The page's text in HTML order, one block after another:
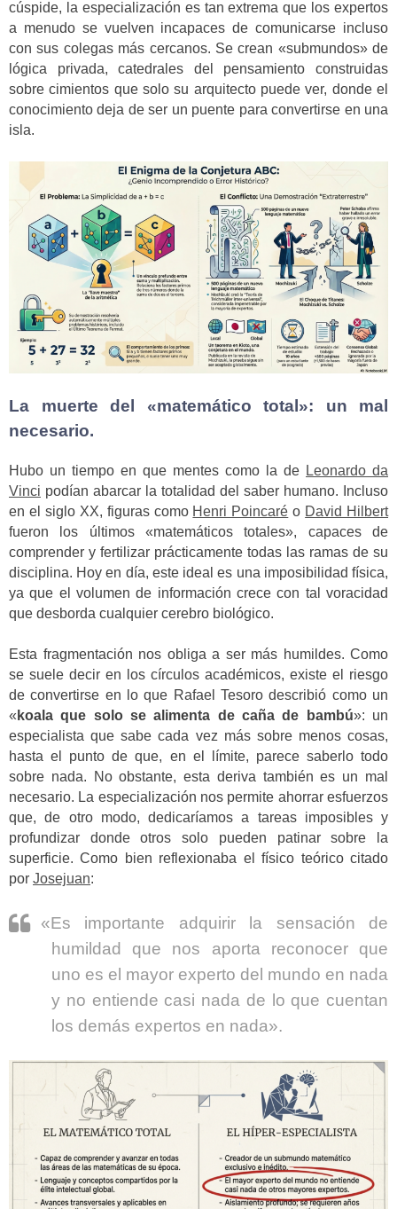
cúspide, la especialización es tan extrema que los expertos
a menudo se vuelven incapaces de comunicarse incluso
con sus colegas más cercanos. Se crean «submundos» de
lógica privada, catedrales del pensamiento construidas
sobre cimientos que solo su arquitecto puede ver, donde el
conocimiento deja de ser un puente para convertirse en una
isla.
La muerte del «matemático total»: un mal
necesario.
Hubo un tiempo en que mentes como la de Leonardo da
Vinci podían abarcar la totalidad del saber humano. Incluso
en el siglo XX, figuras como Henri Poincaré o David Hilbert
fueron los últimos «matemáticos totales», capaces de
comprender y fertilizar prácticamente todas las ramas de su
disciplina. Hoy en día, este ideal es una imposibilidad física,
ya que el volumen de información crece con tal voracidad
que desborda cualquier cerebro biológico.
Esta fragmentación nos obliga a ser más humildes. Como
se suele decir en los círculos académicos, existe el riesgo
de convertirse en lo que Rafael Tesoro describió como un
« koala que solo se alimenta de caña de bambú»: un
especialista que sabe cada vez más sobre menos cosas,
hasta el punto de que, en el límite, parece saberlo todo
sobre nada. No obstante, esta deriva también es un mal
necesario. La especialización nos permite ahorrar esfuerzos
que, de otro modo, dedicaríamos a tareas imposibles y
profundizar donde otros solo pueden patinar sobre la
superficie. Como bien reflexionaba el físico teórico citado
por Josejuan:
«Es importante adquirir la sensación de
humildad que nos aporta reconocer que
uno es el mayor experto del mundo en nada
y no entiende casi nada de lo que cuentan
los demás expertos en nada».